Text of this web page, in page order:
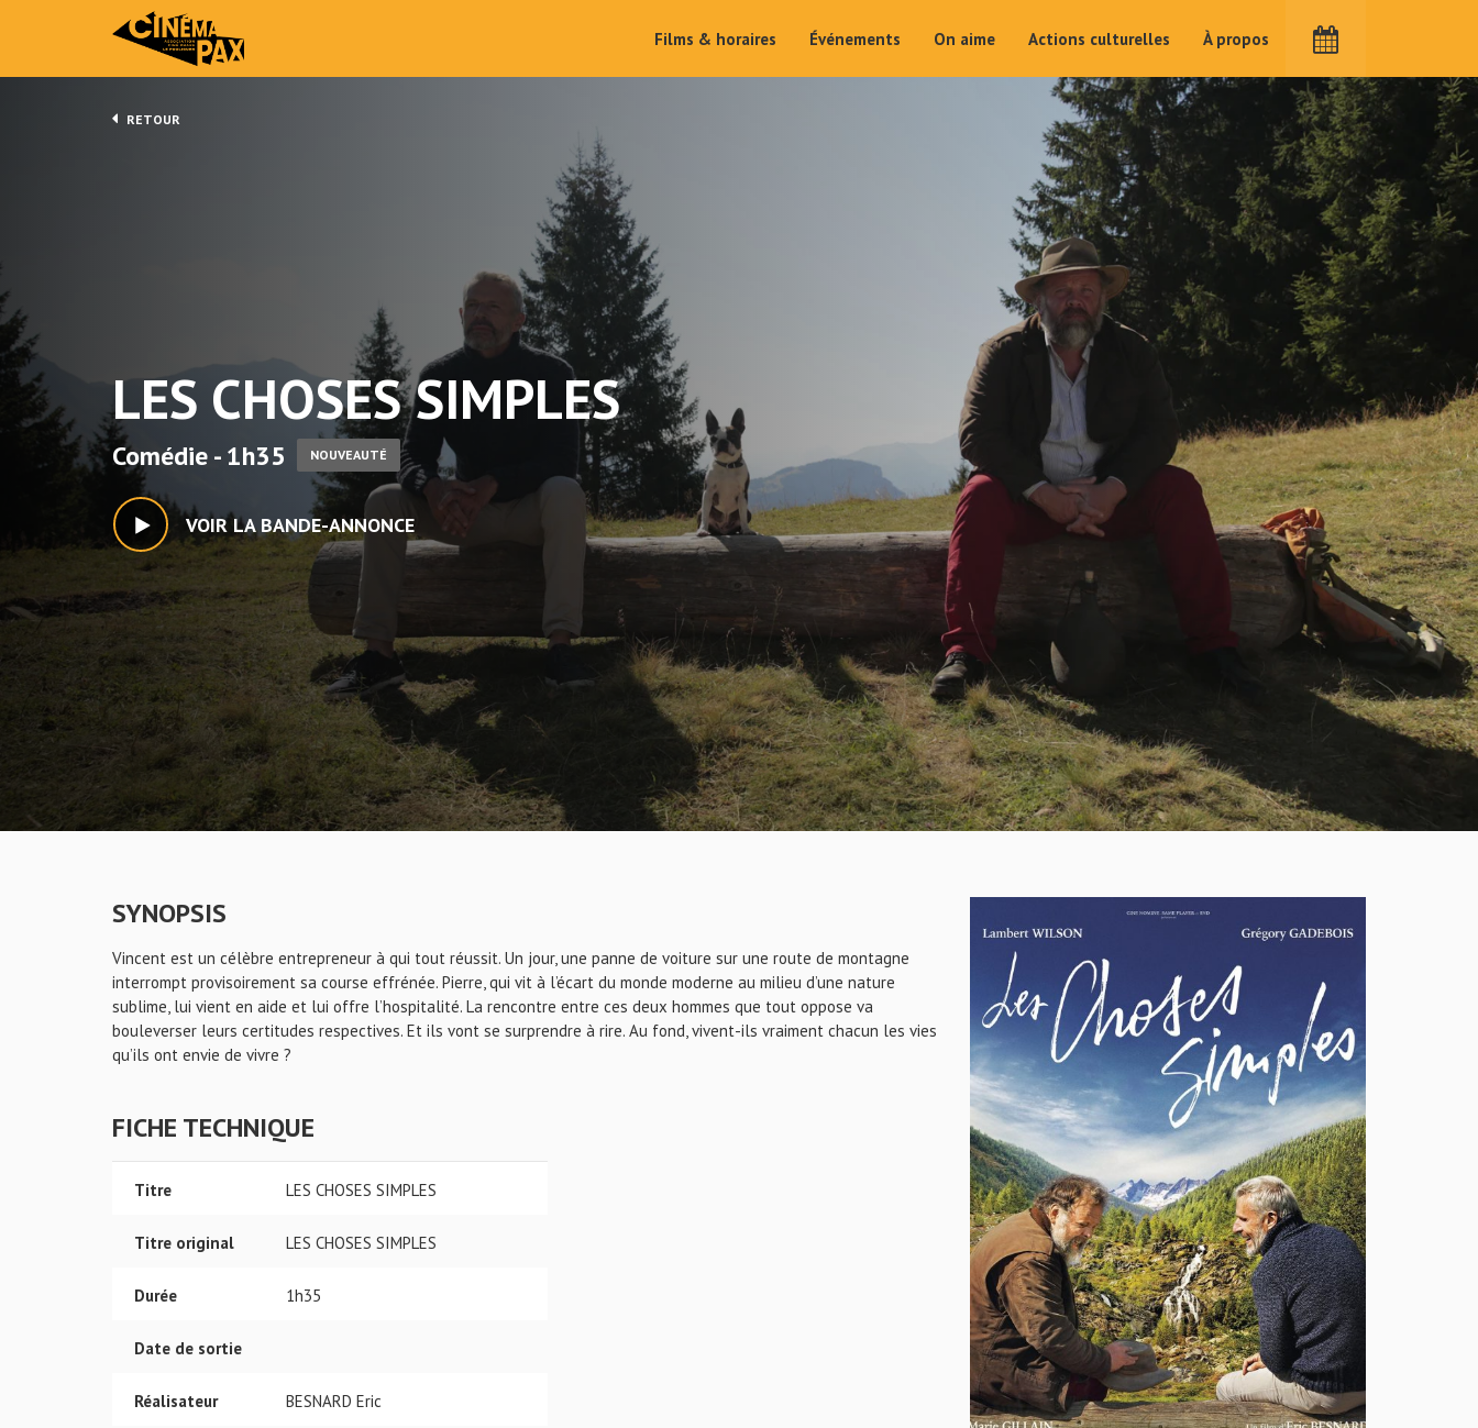
Films & horaires Événements On aime Actions culturelles À propos
RETOUR
LES CHOSES SIMPLES
Comédie - 1h35 NOUVEAUTÉ
VOIR LA BANDE-ANNONCE
SYNOPSIS
Vincent est un célèbre entrepreneur à qui tout réussit. Un jour, une panne de voiture sur une route de montagne
interrompt provisoirement sa course effrénée. Pierre, qui vit à l’écart du monde moderne au milieu d’une nature
sublime, lui vient en aide et lui offre l’hospitalité. La rencontre entre ces deux hommes que tout oppose va
bouleverser leurs certitudes respectives. Et ils vont se surprendre à rire. Au fond, vivent-ils vraiment chacun les vies
qu’ils ont envie de vivre ?
FICHE TECHNIQUE
Titre LES CHOSES SIMPLES
Titre original LES CHOSES SIMPLES
Durée 1h35
Date de sortie
Réalisateur BESNARD Eric